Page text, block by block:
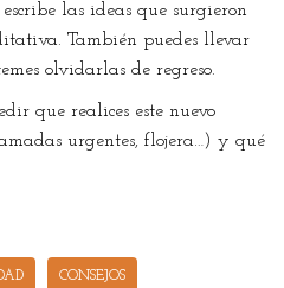
las ideas que surgieron
También puedes llevar
olvidarlas de regreso.
que realices este nuevo
urgentes, flojera…) y qué
CONSEJOS